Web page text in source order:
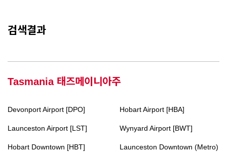
검색결과
Tasmania 태즈메이니아주
Devonport Airport [DPO] Hobart Airport [HBA]
Launceston Airport [LST] Wynyard Airport [BWT]
Hobart Downtown [HBT]
Launceston Downtown (Metro)